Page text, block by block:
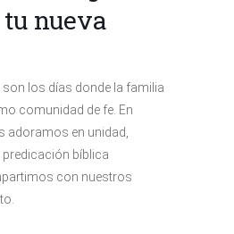
nueva
son los días donde la familia
comunidad de fe. En
adoramos en unidad,
bíblica
con nuestros